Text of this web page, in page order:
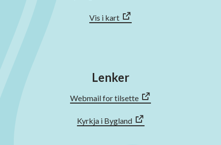
Vis i kart
Lenker
Webmail for tilsette
Kyrkja i Bygland